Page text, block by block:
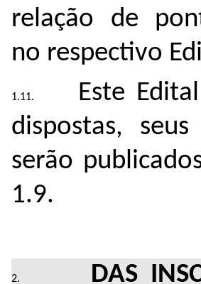
relação de
no respectivo
Este
dispostas,
serão
1.9.
DAS